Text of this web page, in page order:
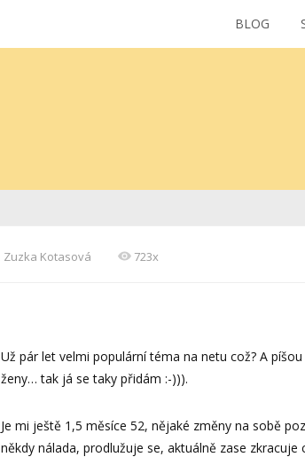
BLOG
Zuzka Kotasová 723x
Už pár let velmi populární téma na netu což? A
ženy… tak já se taky přidám :-))).
Je mi ještě 1,5 měsíce 52, nějaké změny na sobě
někdy nálada, prodlužuje se, aktuálně zase